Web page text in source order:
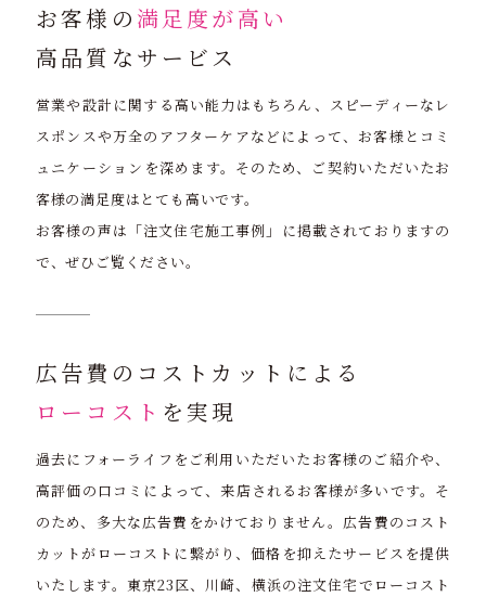
お客様の 満足度が高い
高品質なサービス
営業や設計に関する高い能力はもちろん、スピーディーなレ
スポンスや万全のアフターケアなどによって、お客様とコミ
ュニケーションを深めます。そのため、ご契約いただいたお
客様の満足度はとても高いです。
お客様の声は「注文住宅施工事例」に掲載されておりますの
で、ぜひご覧ください。
広告費のコストカットによる
ローコスト を実現
過去にフォーライフをご利用いただいたお客様のご紹介や、
高評価の口コミによって、来店されるお客様が多いです。そ
のため、多大な広告費をかけておりません。広告費のコスト
カットがローコストに繋がり、価格を抑えたサービスを提供
いたします。東京23区、川崎、横浜の注文住宅でローコスト